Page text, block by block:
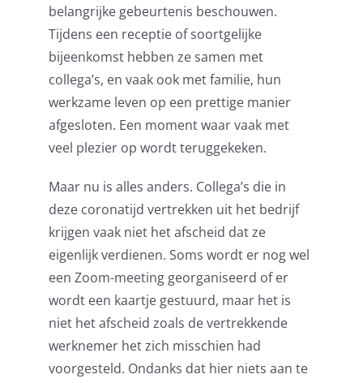
belangrijke gebeurtenis beschouwen.
Tijdens een receptie of soortgelijke
bijeenkomst hebben ze samen met
collega’s, en vaak ook met familie, hun
werkzame leven op een prettige manier
afgesloten. Een moment waar vaak met
veel plezier op wordt teruggekeken.
Maar nu is alles anders. Collega’s die in
deze coronatijd vertrekken uit het bedrijf
krijgen vaak niet het afscheid dat ze
eigenlijk verdienen. Soms wordt er nog wel
een Zoom-meeting georganiseerd of er
wordt een kaartje gestuurd, maar het is
niet het afscheid zoals de vertrekkende
werknemer het zich misschien had
voorgesteld. Ondanks dat hier niets aan te